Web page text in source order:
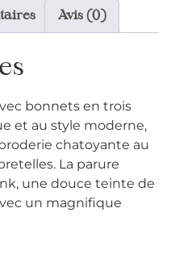
Avis (0)
bonnets en trois
et au style moderne,
chatoyante au
La parure
une douce teinte de
un magnifique